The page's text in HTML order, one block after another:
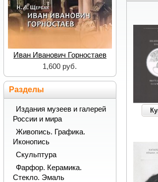
Иван Иванович Горностаев
1,600 руб.
Разделы
Издания музеев и галерей
России и мира
Живопись. Графика.
Иконопись
Скульптура
Фарфор. Керамика.
Стекло. Эмаль